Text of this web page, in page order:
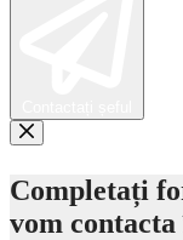
Completați
vom